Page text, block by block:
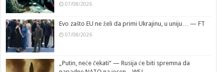
07/08/2026
Evo zašto EU ne želi da primi Ukrajinu, u uniju… — FT
07/08/2026
„Putin, neće čekati“ — Rusija će biti spremna da